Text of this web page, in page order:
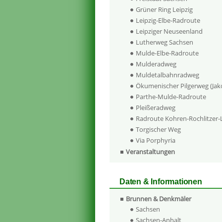
Grüner Ring Leipzig
Leipzig-Elbe-Radroute
Leipziger Neuseenland
Lutherweg Sachsen
Mulde-Elbe-Radroute
Mulderadweg
Muldetalbahnradweg
Ökumenischer Pilgerweg
Parthe-Mulde-Radroute
Pleißeradweg
Radroute Kohren-Rochlitzer-
Torgischer Weg
Via Porphyria
Veranstaltungen
Daten & Informationen
Brunnen & Denkmäler
Sachsen
Sachsen-Anhalt